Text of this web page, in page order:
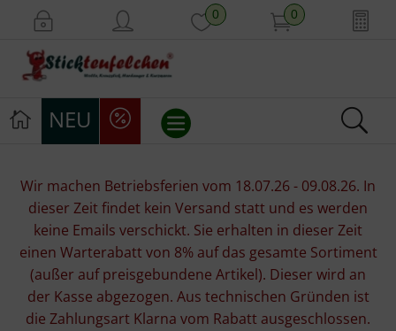
0 0
NEU
Stickpackungen
Stickgarne
Stoffe
Wir machen Betriebsferien vom 18.07.26 - 09.08.26. In
dieser Zeit findet kein Versand statt und es werden
keine Emails verschickt. Sie erhalten in dieser Zeit
einen Warterabatt von 8% auf das gesamte Sortiment
(außer auf preisgebundene Artikel). Dieser wird an
der Kasse abgezogen. Aus technischen Gründen ist
die Zahlungsart Klarna vom Rabatt ausgeschlossen.